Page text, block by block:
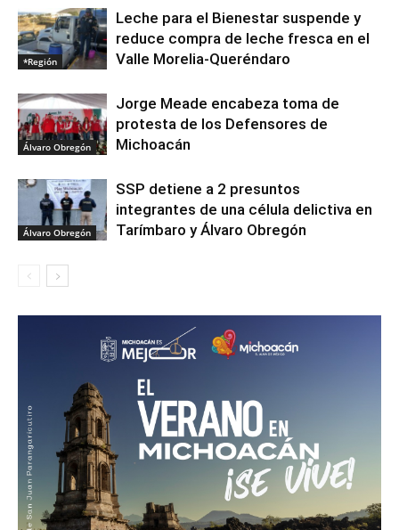
*Región
Leche para el Bienestar suspende y
reduce compra de leche fresca en el
Valle Morelia-Queréndaro
Álvaro Obregón
Jorge Meade encabeza toma de
protesta de los Defensores de
Michoacán
Álvaro Obregón
SSP detiene a 2 presuntos
integrantes de una célula delictiva en
Tarímbaro y Álvaro Obregón